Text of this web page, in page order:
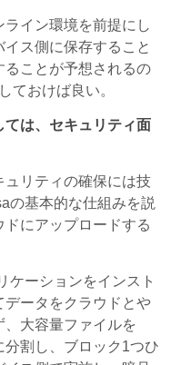
イン環境を前提にし
ス側に保存すること
ることが予想されるの
ておけば良い。
は、セキュリティ面
リティの確保には技
の基本的な仕組みを説
にアップロードする
ーションをインスト
ータをクラウドとや
大容量ファイルを
分割し、ブロック1つひ